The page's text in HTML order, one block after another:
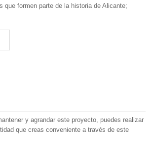
que formen parte de la historia de Alicante;
y agrandar este proyecto, puedes realizar
que creas conveniente a través de este